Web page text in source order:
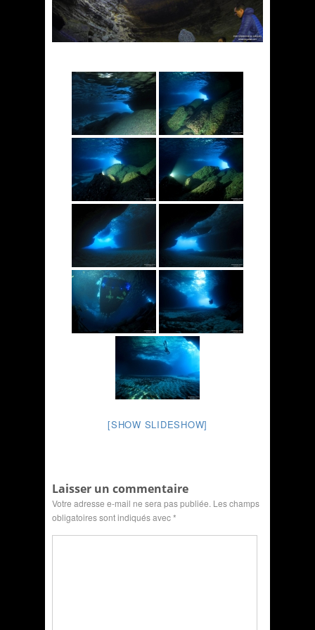
[SHOW SLIDESHOW]
Laisser un commentaire
Votre adresse e-mail ne sera pas publiée. Les champs
obligatoires sont indiqués avec*